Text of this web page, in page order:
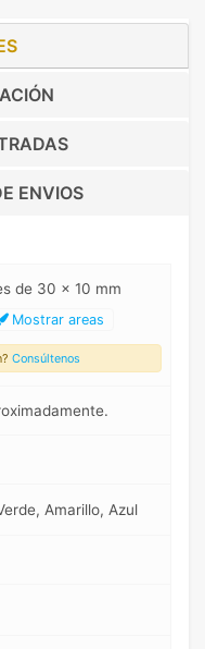
ENVIOS
de 30 x 10 mm
Mostrar areas
Consúltenos
Amarillo, Azul